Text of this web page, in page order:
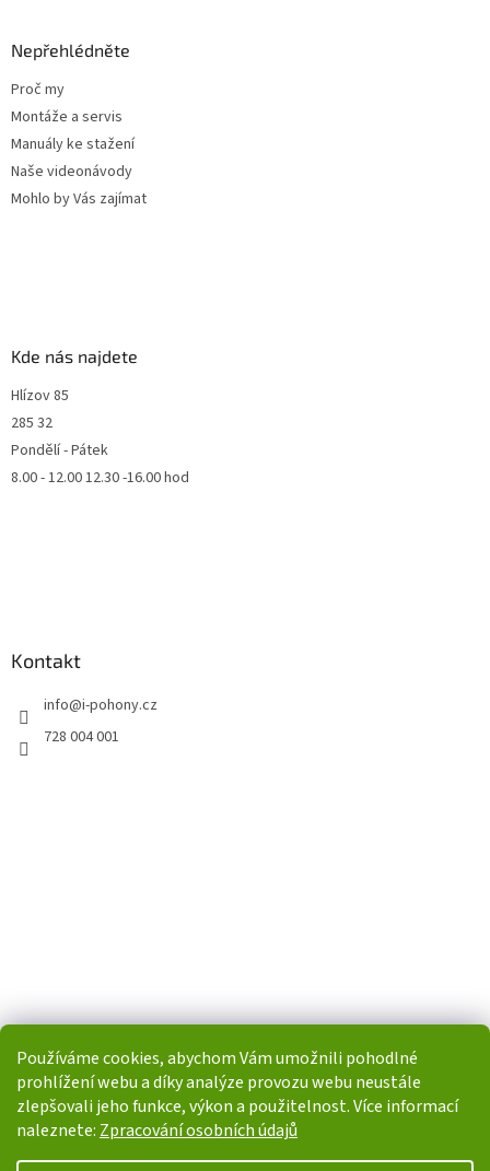
Používáme cookies, abychom Vám umožnili pohodlné
prohlížení webu a díky analýze provozu webu neustále
zlepšovali jeho funkce, výkon a použitelnost. Více informací
naleznete: Zpracování osobních údajů
Nepřehlédněte
Proč my
Montáže a servis
Manuály ke stažení
Naše videonávody
Mohlo by Vás zajímat
Kde nás najdete
Hlízov 85
285 32
Pondělí - Pátek
8.00 - 12.00 12.30 -16.00 hod
Kontakt
info@i-pohony.cz
728 004 001